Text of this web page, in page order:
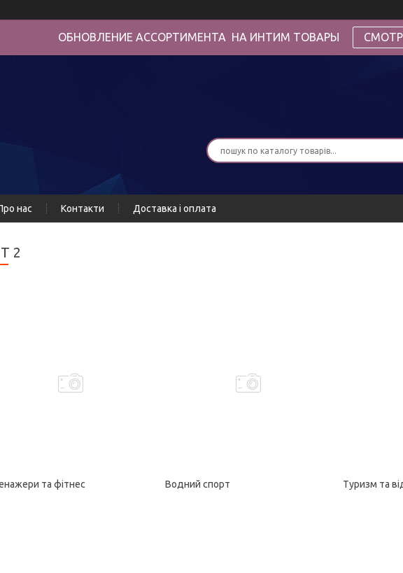
ОБНОВЛЕНИЕ АССОРТИМЕНТА НА ИНТИМ ТОВАРЫ
нас Контакти Доставка і оплата
2
та фітнес Водний спорт Туризм та